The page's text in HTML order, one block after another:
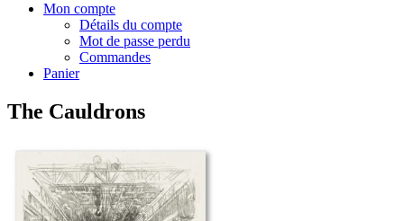
Mon compte
Détails du compte
Mot de passe perdu
Commandes
Panier
The Cauldrons